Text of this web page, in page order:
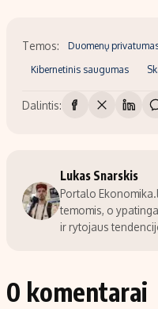
Temos: Duomenų
Kibernetinis saugumas
Dalintis:
Lukas Snarskis
Portalo
temomis, o
ir rytojaus
0 komentarai